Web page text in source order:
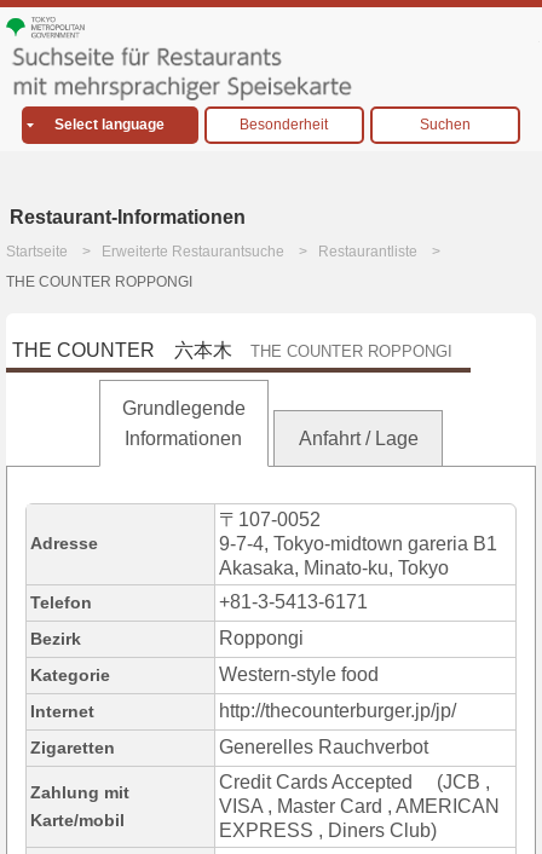
Select language Besonderheit Suchen
Restaurant-Informationen
Startseite Erweiterte Restaurantsuche
Restaurantliste
THE COUNTER ROPPONGI
THE COUNTER 六本木 THE COUNTER ROPPONGI
Grundlegende
Informationen
Anfahrt / Lage
Adresse
〒107-0052
9-7-4, Tokyo-midtown gareria B1
Akasaka, Minato-ku, Tokyo
Telefon +81-3-5413-6171
Bezirk Roppongi
Kategorie Western-style food
Internet http://thecounterburger.jp/jp/
Zigaretten Generelles Rauchverbot
Zahlung mit
Karte/mobil
Credit Cards Accepted (JCB ,
VISA , Master Card , AMERICAN
EXPRESS , Diners Club)